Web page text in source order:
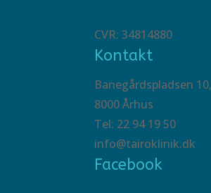
CVR: 34814880
Kontakt
Banegårdspladsen
8000 Århus
Tel: 22 94 19 50
info@tairoklinik.dk
Facebook